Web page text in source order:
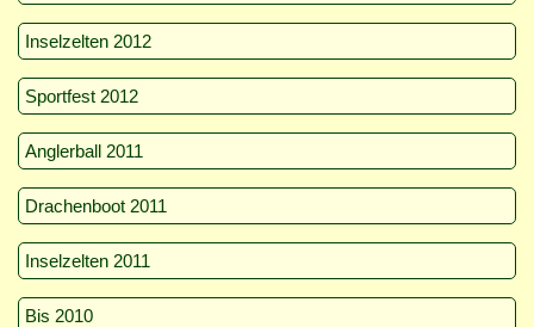
Inselzelten 2012
Sportfest 2012
Anglerball 2011
Drachenboot 2011
Inselzelten 2011
Bis 2010